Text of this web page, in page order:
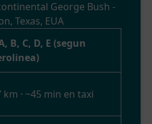
George Bush -
Texas, EUA
B, C, D, E (segun
km · ~45 min en taxi